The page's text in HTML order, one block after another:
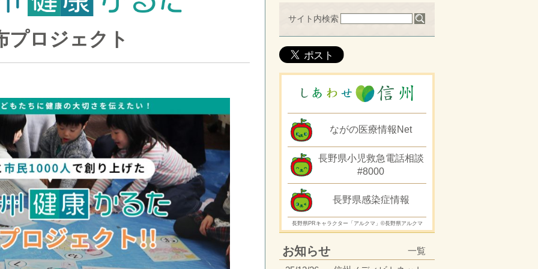
プロジェクト
サイト内検索
ながの医療情報Net
長野県小児救急電話相談
#8000
長野県感染症情報
長野県PRキャラクター「アルクマ」©長野県アルクマ
一覧
お知らせ